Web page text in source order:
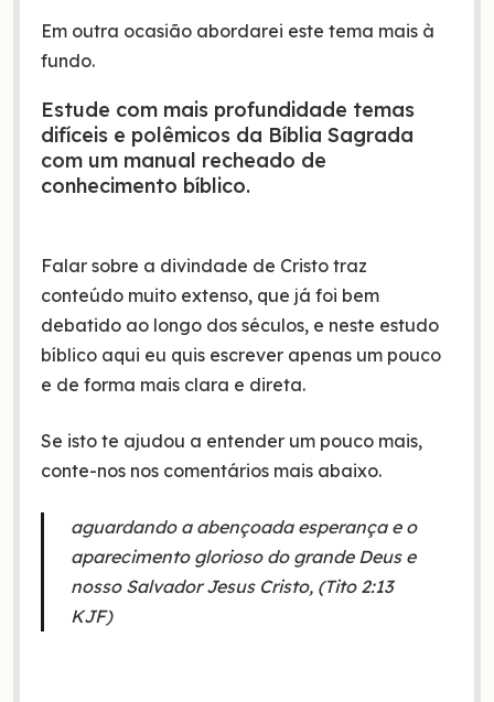
Em outra ocasião abordarei este tema mais à
fundo.
Estude com mais profundidade temas
difíceis e polêmicos da Bíblia Sagrada
com um manual recheado de
conhecimento bíblico.
Falar sobre a divindade de Cristo traz
conteúdo muito extenso, que já foi bem
debatido ao longo dos séculos, e neste estudo
bíblico aqui eu quis escrever apenas um pouco
e de forma mais clara e direta.
Se isto te ajudou a entender um pouco mais,
conte-nos nos comentários mais abaixo.
aguardando a abençoada esperança e o
aparecimento glorioso do grande Deus e
nosso Salvador Jesus Cristo, (Tito 2:13
KJF)